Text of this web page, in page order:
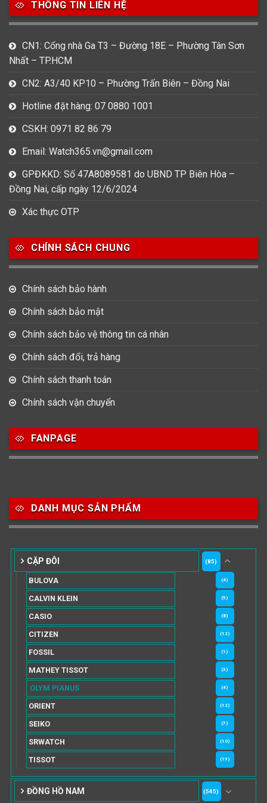
THÔNG TIN LIÊN HỆ
CN1: Cổng nhà Ga T3 – Đường 18E – Phường Tân Sơn
Nhất – TP.HCM
CN2: A3/40 KP10 – Phường Trấn Biên – Đồng Nai
Hotline đặt hàng: 07 0880 1001
CSKH: 0971 82 86 79
Email: Watch365.vn@gmail.com
GPĐKKD: Số 47A8089581 do UBND TP Biên Hòa –
Đồng Nai, cấp ngày 12/6/2024
Xác thực OTP
CHÍNH SÁCH CHUNG
Chính sách bảo hành
Chính sách bảo mật
Chính sách bảo vệ thông tin cá nhân
Chính sách đổi, trả hàng
Chính sách thanh toán
Chính sách vận chuyển
FANPAGE
DANH MỤC SẢN PHẨM
CẶP ĐÔI (85)
BULOVA (4)
CALVIN KLEIN (5)
CASIO (8)
CITIZEN (12)
FOSSIL (1)
MATHEY TISSOT (3)
OLYM PIANUS (4)
ORIENT (12)
SEIKO (7)
SRWATCH (10)
TISSOT (19)
ĐỒNG HỒ NAM (545)